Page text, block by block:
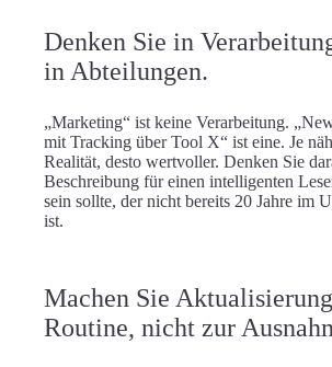
Denken Sie in
in Abteilungen.
„Marketing“ ist keine Verarbeitung.
mit Tracking über Tool X“ ist eine. Je
Realität, desto wertvoller. Denken Sie
Beschreibung für einen intelligenten
sein sollte, der nicht bereits 20 Jahre im
ist.
Machen Sie
Routine, nicht zur